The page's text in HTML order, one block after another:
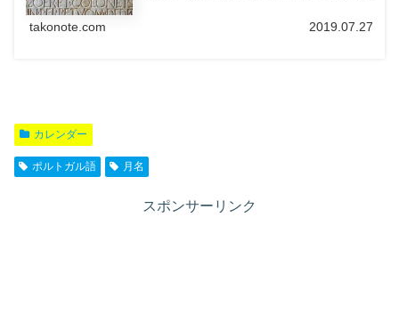
takonote.com 2019.07.27
カレンダー
ポルトガル語 月名
スポンサーリンク